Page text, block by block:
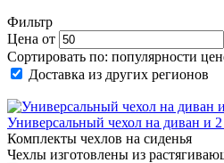
Фильтр
Цена от
Сортировать по: популярности
Доставка из других регионов
Универсальный чехол на диван и 2
Комплекты чехлов на сиденья
Чехлы изготовлены из